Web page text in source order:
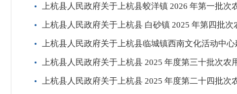
上杭县人民政府关于上杭县蛟洋镇 2026 年第一批
上杭县人民政府关于上杭县 白砂镇 2025 年第四批
上杭县人民政府关于上杭县临城镇西南文化活动中
上杭县人民政府关于上杭县 2025 年度第三十批次
上杭县人民政府关于上杭县 2025 年度第二十四批